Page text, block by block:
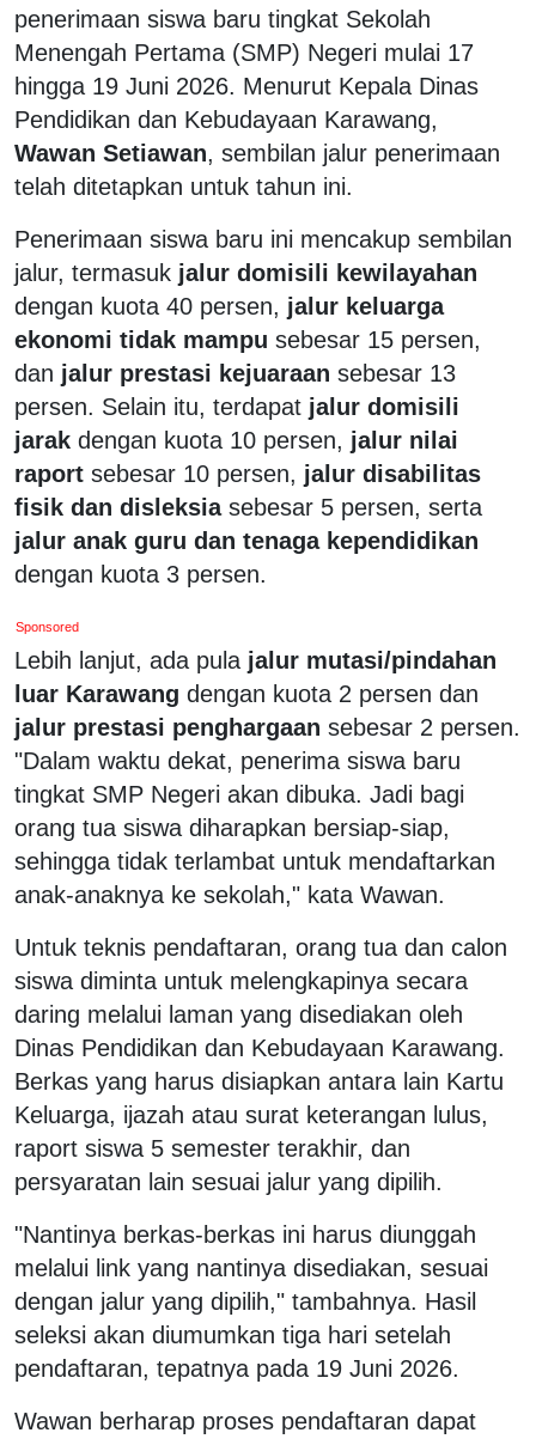
penerimaan siswa baru tingkat Sekolah
Menengah Pertama (SMP) Negeri mulai 17
hingga 19 Juni 2026. Menurut Kepala Dinas
Pendidikan dan Kebudayaan Karawang,
Wawan Setiawan, sembilan jalur penerimaan
telah ditetapkan untuk tahun ini.
Penerimaan siswa baru ini mencakup sembilan
jalur, termasuk jalur domisili kewilayahan
dengan kuota 40 persen, jalur keluarga
ekonomi tidak mampu sebesar 15 persen,
dan jalur prestasi kejuaraan sebesar 13
persen. Selain itu, terdapat jalur domisili
jarak dengan kuota 10 persen, jalur nilai
raport sebesar 10 persen, jalur disabilitas
fisik dan disleksiasebesar 5 persen, serta
jalur anak guru dan tenaga kependidikan
dengan kuota 3 persen.
Sponsored
Lebih lanjut, ada pula jalur mutasi/pindahan
luar Karawang dengan kuota 2 persen dan
jalur prestasi penghargaan sebesar 2 persen.
"Dalam waktu dekat, penerima siswa baru
tingkat SMP Negeri akan dibuka. Jadi bagi
orang tua siswa diharapkan bersiap-siap,
sehingga tidak terlambat untuk mendaftarkan
anak-anaknya ke sekolah," kata Wawan.
Untuk teknis pendaftaran, orang tua dan calon
siswa diminta untuk melengkapinya secara
daring melalui laman yang disediakan oleh
Dinas Pendidikan dan Kebudayaan Karawang.
Berkas yang harus disiapkan antara lain Kartu
Keluarga, ijazah atau surat keterangan lulus,
raport siswa 5 semester terakhir, dan
persyaratan lain sesuai jalur yang dipilih.
"Nantinya berkas-berkas ini harus diunggah
melalui link yang nantinya disediakan, sesuai
dengan jalur yang dipilih," tambahnya. Hasil
seleksi akan diumumkan tiga hari setelah
pendaftaran, tepatnya pada 19 Juni 2026.
Wawan berharap proses pendaftaran dapat